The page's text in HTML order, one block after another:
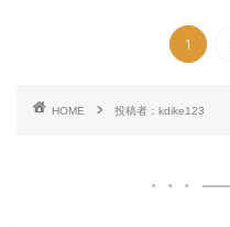
1
HOME 投稿者：kdike123